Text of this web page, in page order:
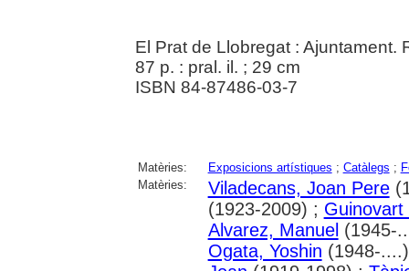
El Prat de Llobregat : Ajuntament.
87 p. : pral. il. ; 29 cm
ISBN 84-87486-03-7
Matèries: Exposicions artístiques ; Catàlegs ;
Matèries:
Viladecans, Joan Pere
(1923-2009) ;
Alvarez, Manuel (1945-
Ogata, Yoshin (1948-